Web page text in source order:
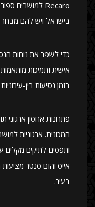
בישראל ויש להם
כדי לשפר את נוחות
אישית ותמיכות
בזמן נסיעות בין-
פתרונות אחסון ארגוני
המכונית. ארגוניות
ותפסים לתיקים מקלים
אייס והום סנטר
בעיר.